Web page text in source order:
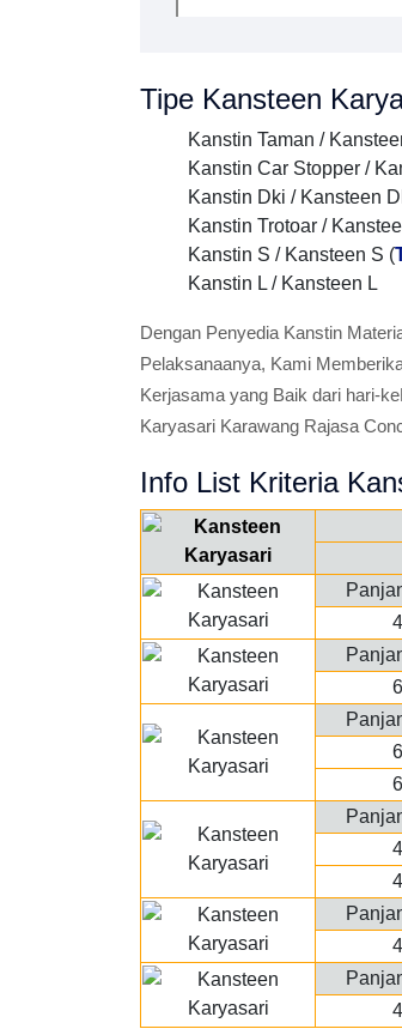
Tipe Kansteen
Kanstin Taman /
Kanstin Car Stopper /
Kanstin Dki / Kansteen
Kanstin Trotoar /
Kanstin S / Kansteen S (
Kanstin L / Kansteen L
Dengan Penyedia Kanstin
Pelaksanaanya, Kami
Kerjasama yang Baik dari hari-
Karyasari Karawang Rajasa
Info List Kriteria